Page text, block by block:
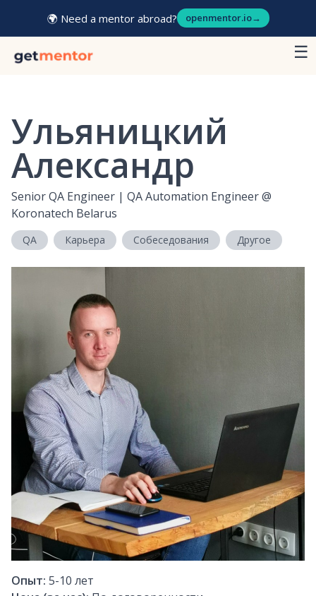
🌍 Need a mentor abroad? openmentor.io→
☰
Ульяницкий
Александр
Senior QA Engineer | QA Automation Engineer@
Koronatech Belarus
QA Карьера Собеседования Другое
Опыт: 5-10 лет